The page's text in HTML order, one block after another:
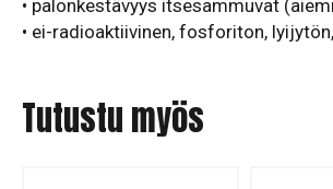
• palonkestävyys itsesammuvat
• ei-radioaktiivinen, fosforiton,
Tutustu myös